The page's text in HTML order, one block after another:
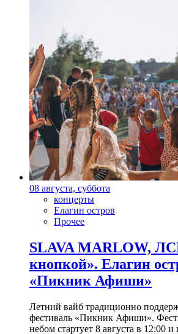
08 августа, суббота
концерты
Елагин остров
Прочее
SLAVA MARLOW,
кнопкой». Елагин
«Пикник Афиши»
Летний вайб традиционно
фестиваль «Пикник Афиши».
небом стартует 8 августа в 12:00